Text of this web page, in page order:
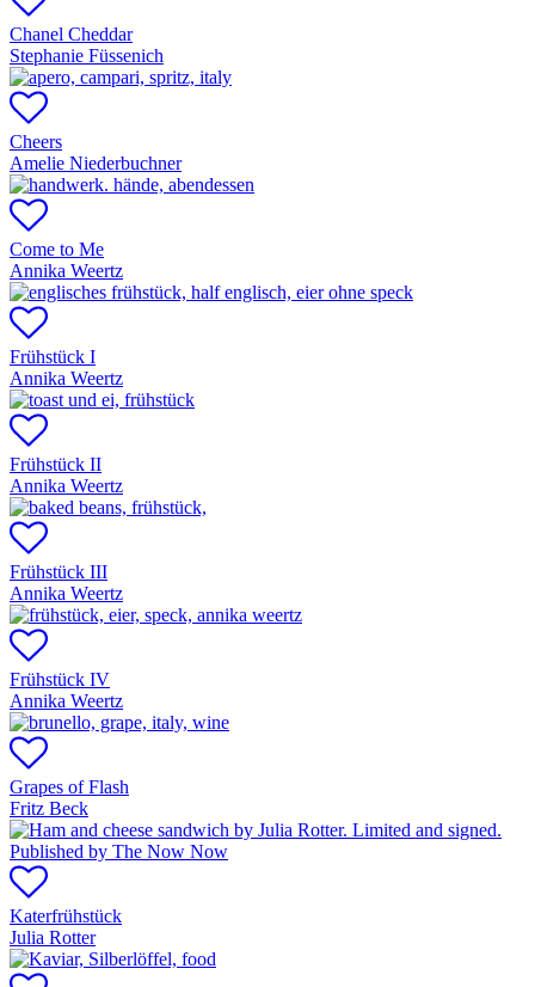
Chanel Cheddar
Stephanie Füssenich
Cheers
Amelie Niederbuchner
Come to Me
Annika Weertz
Frühstück I
Annika Weertz
Frühstück II
Annika Weertz
Frühstück III
Annika Weertz
Frühstück IV
Annika Weertz
Grapes of Flash
Fritz Beck
Katerfrühstück
Julia Rotter